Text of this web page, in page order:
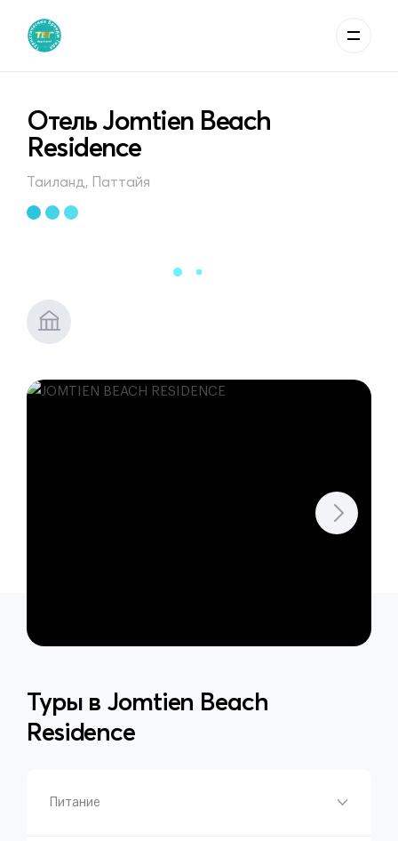
Отель Jomtien Beach
Residence
Таиланд, Паттайя
Туры в Jomtien Beach
Residence
Питание